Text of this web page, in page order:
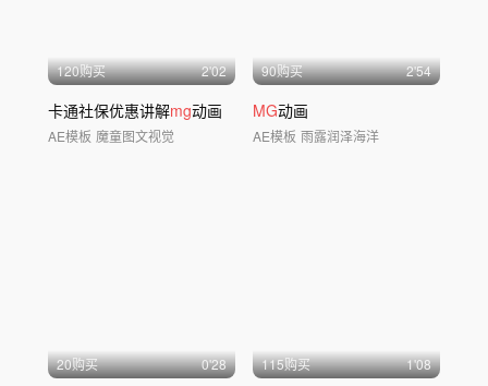
120购买 2'02
卡通社保优惠讲解mg动画
AE模板 魔童图文视觉
90购买 2'54
MG动画
AE模板 雨露润泽海洋
20购买 0'28 115购买 1'08